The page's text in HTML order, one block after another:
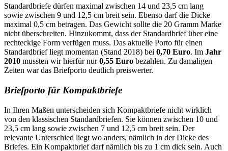
Standardbriefe dürfen maximal zwischen 14 und 23,5 cm lang
sowie zwischen 9 und 12,5 cm breit sein. Ebenso darf die Dicke
maximal 0,5 cm betragen. Das Gewicht sollte die 20 Gramm Marke
nicht überschreiten. Hinzukommt, dass der Standardbrief über eine
rechteckige Form verfügen muss. Das aktuelle Porto für einen
Standardbrief liegt momentan (Stand 2018) bei 0,70 Euro. Im Jahr
2010 mussten wir hierfür nur0,55 Euro bezahlen. Zu damaligen
Zeiten war das Briefporto deutlich preiswerter.
Briefporto für Kompaktbriefe
In Ihren Maßen unterscheiden sich Kompaktbriefe nicht wirklich
von den klassischen Standardbriefen. Sie können zwischen 10 und
23,5 cm lang sowie zwischen 7 und 12,5 cm breit sein. Der
relevante Unterschied liegt wo anders, nämlich in der Dicke des
Briefes. Ein Kompaktbrief darf nämlich bis zu 1 cm dick sein. Auch